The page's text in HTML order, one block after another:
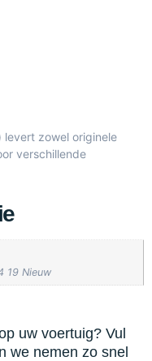
levert zowel originele
verschillende
19 Nieuw
uw voertuig? Vul
we nemen zo snel